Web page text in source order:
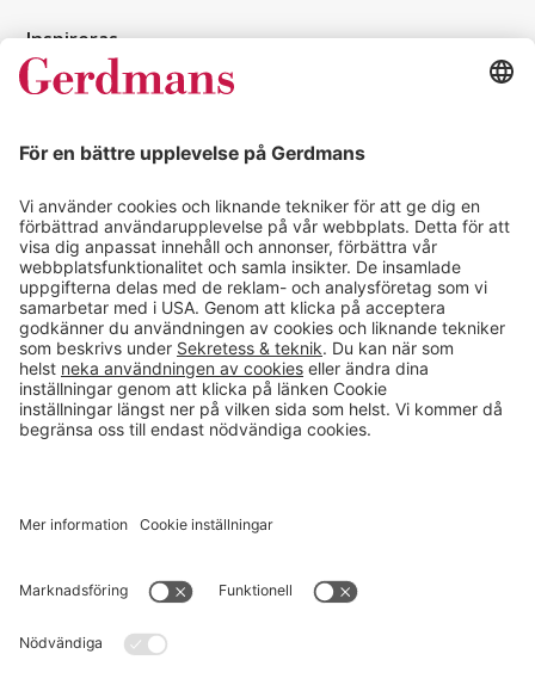
Inspireras
Kundcase
Läsvärt
Kontakt
info@gerdmans.se
0433-740 80
Kundservice öppettider
Vardagar 07.30-17.00
© 2026 Gerdmans Inredningar AB Alla priser är exklusive moms.
Cookie inställningar